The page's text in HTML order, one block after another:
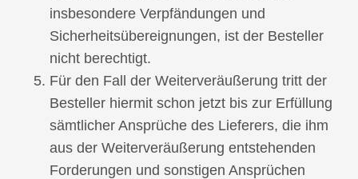
insbesondere Verpfändungen und
Sicherheitsübereignungen, ist der Besteller
nicht berechtigt.
Für den Fall der Weiterveräußerung tritt der
Besteller hiermit schon jetzt bis zur Erfüllung
sämtlicher Ansprüche des Lieferers, die ihm
aus der Weiterveräußerung entstehenden
Forderungen und sonstigen Ansprüchen